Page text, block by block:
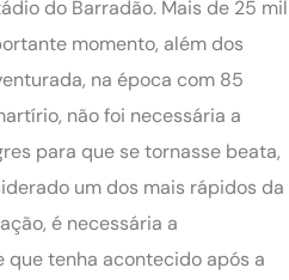
do Barradão. Mais de 25 mil
momento, além dos
na época com 85
não foi necessária a
para que se tornasse beata,
um dos mais rápidos da
é necessária a
tenha acontecido após a